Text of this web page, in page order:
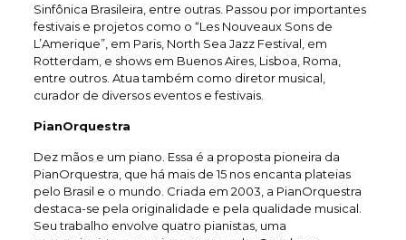
Sinfônica Brasileira, entre outras. Passou por importantes
festivais e projetos como o “Les Nouveaux Sons de
L’Amerique”, em Paris, North Sea Jazz Festival, em
Rotterdam, e shows em Buenos Aires, Lisboa, Roma,
entre outros. Atua também como diretor musical,
curador de diversos eventos e festivais.
PianOrquestra
Dez mãos e um piano. Essa é a proposta pioneira da
PianOrquestra, que há mais de 15 nos encanta plateias
pelo Brasil e o mundo. Criada em 2003, a PianOrquestra
destaca-se pela originalidade e pela qualidade musical.
Seu trabalho envolve quatro pianistas, uma